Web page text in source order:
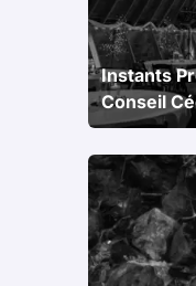
Instants
Conseil